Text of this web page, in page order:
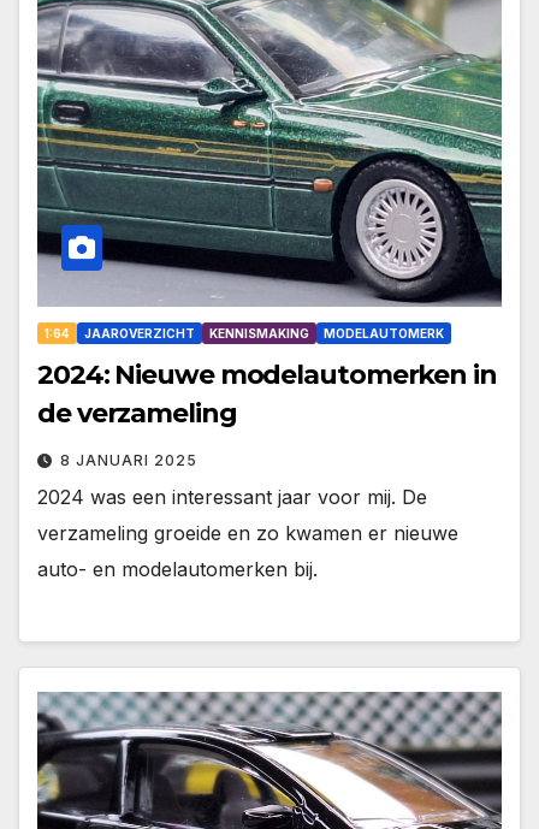
1:64 JAAROVERZICHT KENNISMAKING MODELAUTOMERK
2024: Nieuwe modelautomerken in
de verzameling
8 JANUARI 2025
2024 was een interessant jaar voor mij. De
verzameling groeide en zo kwamen er nieuwe
auto- en modelautomerken bij.